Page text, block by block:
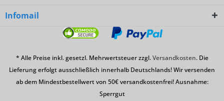
Infomail
* Alle Preise inkl. gesetzl. Mehrwertsteuer zzgl.Versandkosten. Die
Lieferung erfolgt ausschließlich innerhalb Deutschlands! Wir versenden
ab dem Mindestbestellwert von 50€ versandkostenfrei! Ausnahme:
Sperrgut